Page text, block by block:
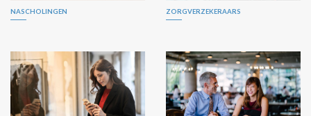
NASCHOLINGEN ZORGVERZEKERAARS